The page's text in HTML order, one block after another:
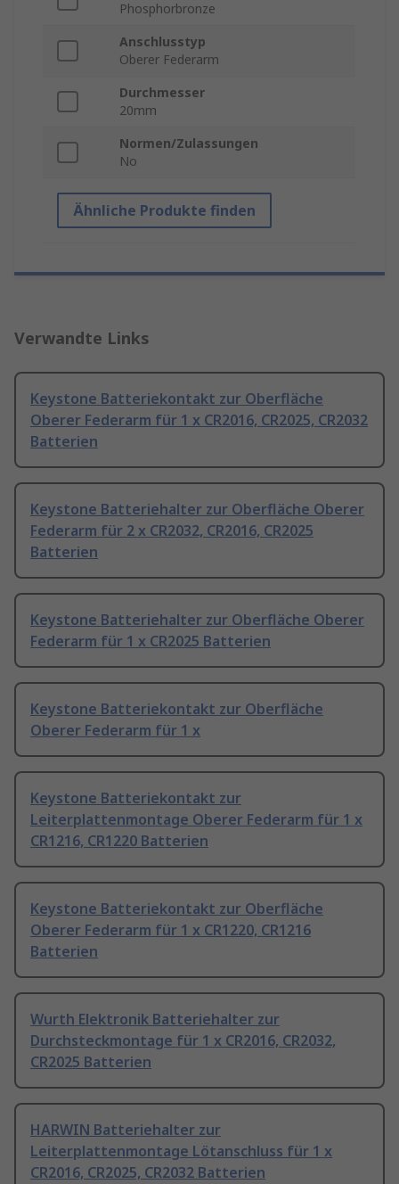
Phosphorbronze
Anschlusstyp
Oberer Federarm
Durchmesser
20mm
Normen/Zulassungen
No
Ähnliche Produkte finden
Verwandte Links
Keystone Batteriekontakt zur Oberfläche
Oberer Federarm für 1 x CR2016, CR2025, CR2032
Batterien
Keystone Batteriehalter zur Oberfläche Oberer
Federarm für 2 x CR2032, CR2016, CR2025
Batterien
Keystone Batteriehalter zur Oberfläche Oberer
Federarm für 1 x CR2025 Batterien
Keystone Batteriekontakt zur Oberfläche
Oberer Federarm für 1 x
Keystone Batteriekontakt zur
Leiterplattenmontage Oberer Federarm für 1 x
CR1216, CR1220 Batterien
Keystone Batteriekontakt zur Oberfläche
Oberer Federarm für 1 x CR1220, CR1216
Batterien
Wurth Elektronik Batteriehalter zur
Durchsteckmontage für 1 x CR2016, CR2032,
CR2025 Batterien
HARWIN Batteriehalter zur
Leiterplattenmontage Lötanschluss für 1 x
CR2016, CR2025, CR2032 Batterien